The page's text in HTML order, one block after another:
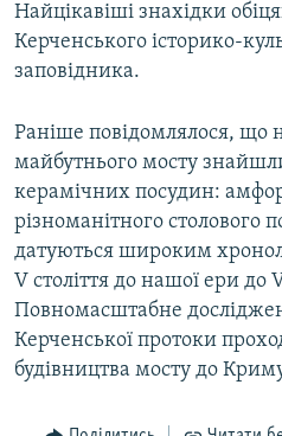
Найцікавіші знахідки
Керченського історико-
заповідника.
Раніше повідомлялося, що
майбутнього мосту
керамічних посудин:
різноманітного столового
датуються широким
V століття до нашої ери до
Повномасштабне
Керченської протоки
будівництва мосту до